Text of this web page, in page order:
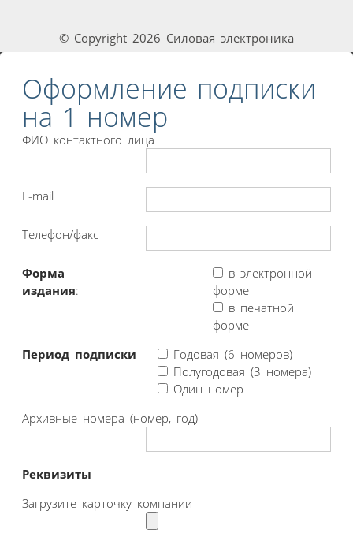
© Copyright 2026 Силовая электроника
Оформление подписки
на 1 номер
ФИО контактного лица
E-mail
Телефон/факс
Форма
издания:
в электронной
форме
в печатной
форме
Период подписки
Годовая (6 номеров)
Полугодовая (3 номера)
Один номер
Архивные номера (номер, год)
Реквизиты
Загрузите карточку компании